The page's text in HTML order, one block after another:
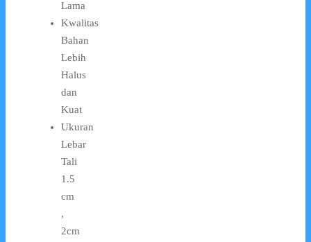
Lama
Kwalitas
Bahan
Lebih
Halus
dan
Kuat
Ukuran
Lebar
Tali
1.5
cm
,
2cm